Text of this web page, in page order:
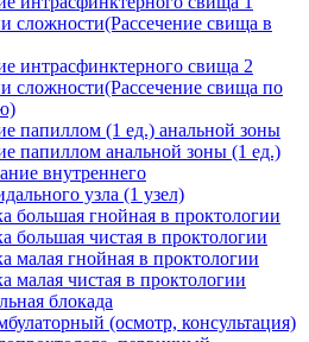
сложности(Рассечение свища в
интрасфинктерного свища 2
сложности(Рассечение свища по
папиллом (1 ед.) анальной зоны
папиллом анальной зоны (1 ед.)
внутреннего
узла (1 узел)
большая гнойная в проктологии
большая чистая в проктологии
малая гнойная в проктологии
малая чистая в проктологии
блокада
(осмотр, консультация)